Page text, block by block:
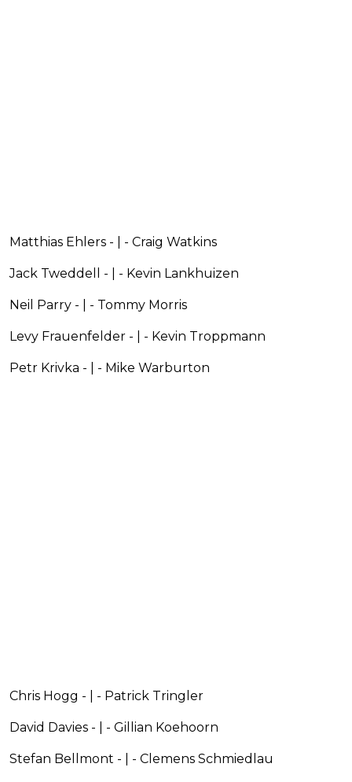
Matthias Ehlers - | - Craig Watkins
Jack Tweddell - | - Kevin Lankhuizen
Neil Parry - | - Tommy Morris
Levy Frauenfelder - | - Kevin Troppmann
Petr Krivka - | - Mike Warburton
Chris Hogg - | - Patrick Tringler
David Davies - | - Gillian Koehoorn
Stefan Bellmont - | - Clemens Schmiedlau